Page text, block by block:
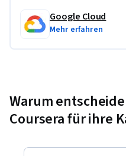
hands-on experience with
throughout the modules.
Google Cloud
Mehr erfahren
Warum
Coursera für ihre